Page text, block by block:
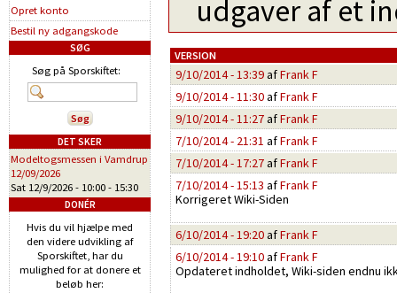
udgaver af et
VERSION
9/10/2014 - 13:39afFrank F
9/10/2014 - 11:30afFrank F
9/10/2014 - 11:27afFrank F
7/10/2014 - 21:31 afFrank F
7/10/2014 - 17:27afFrank F
7/10/2014 - 15:13 afFrank F
Korrigeret Wiki-Siden
6/10/2014 - 19:20afFrank F
6/10/2014 - 19:10afFrank F
Opdateret indholdet, Wiki-siden endnu
Opret konto
Bestil ny adgangskode
SØG
Søg på Sporskiftet:
DET SKER
Modeltogsmessen i Vamdrup
12/09/2026
Sat 12/9/2026 - 10:00 - 15:30
DONÉR
Hvis du vil hjælpe med
den videre udvikling af
Sporskiftet, har du
mulighed for at donere et
beløb her: